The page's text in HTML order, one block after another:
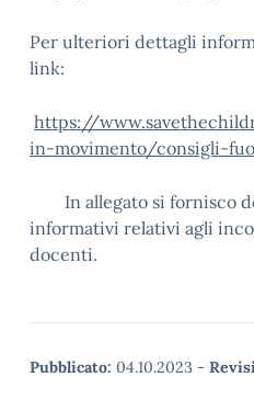
Per ulteriori dettagli
link:
https://
in-movimento/consigli-
In allegato si fornisco
informativi relativi agli
docenti.
Pubblicato: 04.10.2023 -